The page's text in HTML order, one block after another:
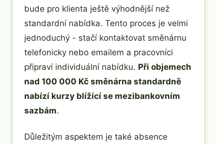
bude pro klienta ještě výhodnější než
standardní nabídka. Tento proces je velmi
jednoduchý - stačí kontaktovat směnárnu
telefonicky nebo emailem a pracovníci
připraví individuální nabídku. Při objemech
nad 100 000 Kč směnárna standardně
nabízí kurzy blížící se mezibankovním
sazbám.
Důležitým aspektem je také absence